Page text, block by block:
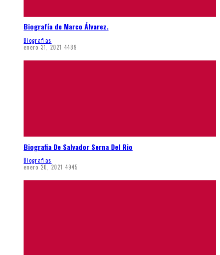
Biografía de Marco Álvarez.
Biografias
enero 31, 2021 4489
Biografia De Salvador Serna Del Rio
Biografias
enero 20, 2021 4945